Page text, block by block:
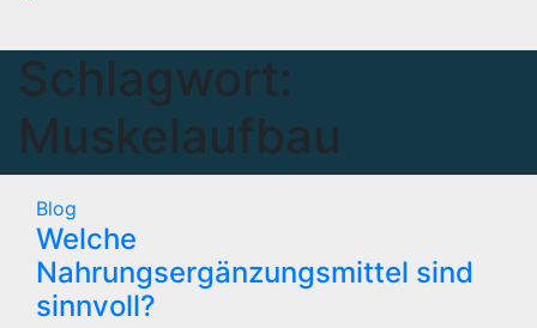
Schlagwort:
Muskelaufbau
Blog
Welche
Nahrungsergänzungsmittel sind
sinnvoll?